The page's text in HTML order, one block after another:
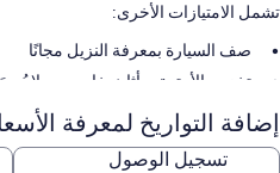
تشمل الامتيازات الأخرى:
صف السيارة بمعرفة النزيل مجانًا
تخزين الأمتعة، وأثاث خارجي، ولا
شوايات فحم
سمات الغرفة
إضافة التواريخ لمعرفة
تسجيل الوصول